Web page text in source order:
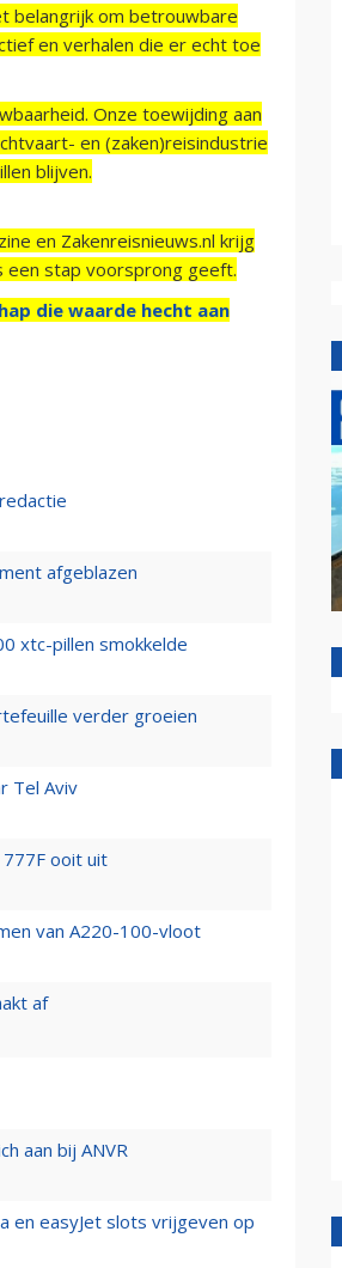
belangrijk om betrouwbare
en verhalen die er echt toe
Onze toewijding aan
en (zaken)reisindustrie
blijven.
en Zakenreisnieuws.nl krijg
een stap voorsprong geeft.
die waarde hecht aan
afgeblazen
xtc-pillen smokkelde
verder groeien
Tel Aviv
ooit uit
van A220-100-vloot
af
aan bij ANVR
en easyJet slots vrijgeven op